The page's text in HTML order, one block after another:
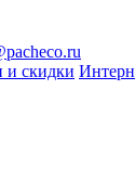
и скидки